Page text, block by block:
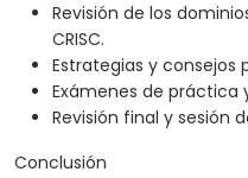
Revisión de los
CRISC.
Estrategias y consejos
Exámenes de práctica
Revisión final y sesión
Conclusión